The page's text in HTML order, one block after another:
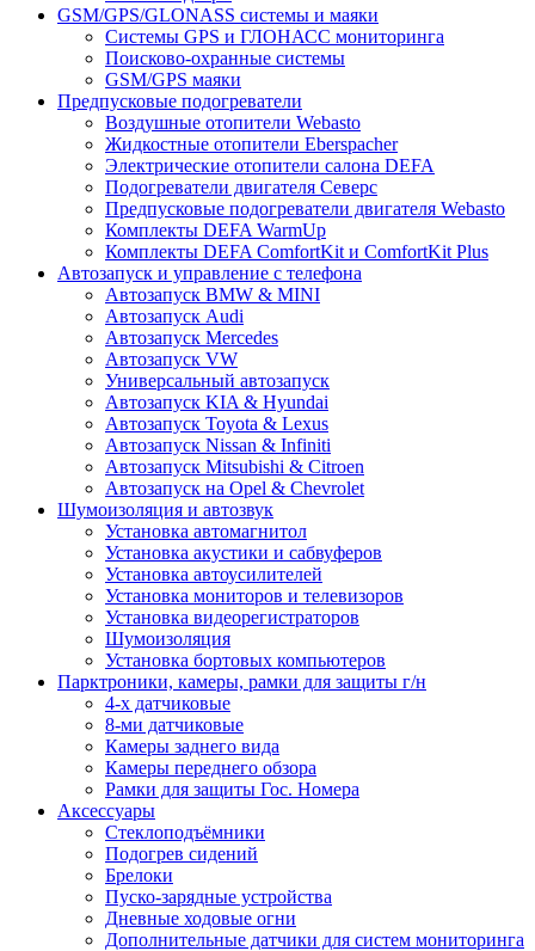
GSM/GPS/GLONASS системы и маяки
Системы GPS и ГЛОНАСС мониторинга
Поисково-охранные системы
GSM/GPS маяки
Предпусковые подогреватели
Воздушные отопители Webasto
Жидкостные отопители Eberspacher
Электрические отопители салона DEFA
Подогреватели двигателя Северс
Предпусковые подогреватели двигателя Webasto
Комплекты DEFA WarmUp
Комплекты DEFA ComfortKit и ComfortKit Plus
Автозапуск и управление с телефона
Автозапуск BMW & MINI
Автозапуск Audi
Автозапуск Mercedes
Автозапуск VW
Универсальный автозапуск
Автозапуск KIA & Hyundai
Автозапуск Toyota & Lexus
Автозапуск Nissan & Infiniti
Автозапуск Mitsubishi & Citroen
Автозапуск на Opel & Chevrolet
Шумоизоляция и автозвук
Установка автомагнитол
Установка акустики и сабвуферов
Установка автоусилителей
Установка мониторов и телевизоров
Установка видеорегистраторов
Шумоизоляция
Установка бортовых компьютеров
Парктроники, камеры, рамки для защиты г/н
4-х датчиковые
8-ми датчиковые
Камеры заднего вида
Камеры переднего обзора
Рамки для защиты Гос. Номера
Аксессуары
Стеклоподъёмники
Подогрев сидений
Брелоки
Пуско-зарядные устройства
Дневные ходовые огни
Дополнительные датчики для систем мониторинга